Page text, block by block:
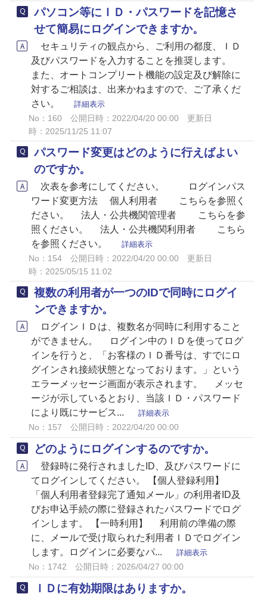
パソコン等にＩＤ・パスワードを記憶さ
せて簡易にログインできますか。
セキュリティの観点から、ご利用の都度、ＩＤ
及びパスワードを入力することを推奨します。
また、オートコンプリート機能の設定及び解除に
対するご相談は、出来かねますので、ご了承くだ
さい。
詳細表示
No：160 公開日時：2022/04/20 00:00
更新日
時：2025/11/25 11:07
パスワード変更はどのように行えばよい
のですか。
次表を参考にしてください。 ログインパス
ワード変更方法 個人利用者 こちらを参照く
ださい。 法人・公共機関管理者 こちらを参
照ください。 法人・公共機関利用者 こちら
を参照ください。
詳細表示
No：154 公開日時：2022/04/20 00:00
更新日
時：2025/05/15 11:02
複数の利用者が一つのIDで同時にログイ
ンできますか。
ログインＩＤは、複数名が同時に利用すること
ができません。 ログイン中のＩＤを使ってログ
インを行うと、「お客様のＩＤ番号は、すでにロ
グインされ接続状態となっております。」という
エラーメッセージ画面が表示されます。 メッセ
ージが示しているとおり、当該ＩＤ・パスワード
により既にサービス...
詳細表示
No：157 公開日時：2022/04/20 00:00
どのようにログインするのですか。
登録時に発行されましたID、及びパスワードに
てログインしてください。 【個人登録利用】
「個人利用者登録完了通知メール」の利用者ID及
びお申込手続の際に登録されたパスワードでログ
インします。 【一時利用】 利用前の準備の際
に、メールで受け取られた利用者ＩＤでログイン
します。ログインに必要なパ...
詳細表示
No：1742 公開日時：2026/04/27 00:00
ＩＤに有効期限はありますか。